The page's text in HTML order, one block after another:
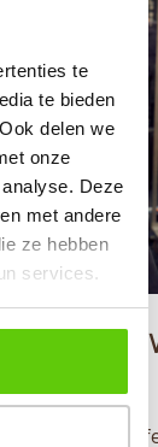
te
te bieden
delen we
onze
Deze
met andere
ze hebben
services.
toveren tot dé